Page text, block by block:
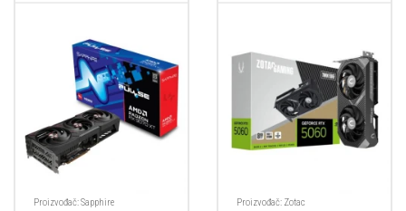
Proizvođač:Sapphire
Proizvođač: Zotac